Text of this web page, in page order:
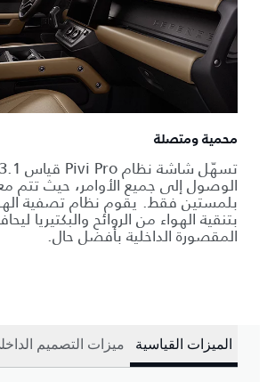
محمية ومتصلة
الوصول إلى جميع الأوامر، حيث تتم
بلمستين فقط. يقوم نظام تصفية
بتنقية الهواء من الروائح والبكتيريا
المقصورة الداخلية بأفضل حال.
الميزات القياسية ميزات التصميم